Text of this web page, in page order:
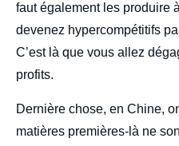
faut également les produire
devenez hypercompétitifs
C’est là que vous allez
profits.
Dernière chose, en Chine,
matières premières-là ne